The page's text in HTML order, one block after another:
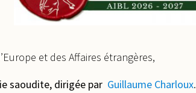
et des Affaires étrangères,
saoudite, dirigée par Guillaume Charloux.